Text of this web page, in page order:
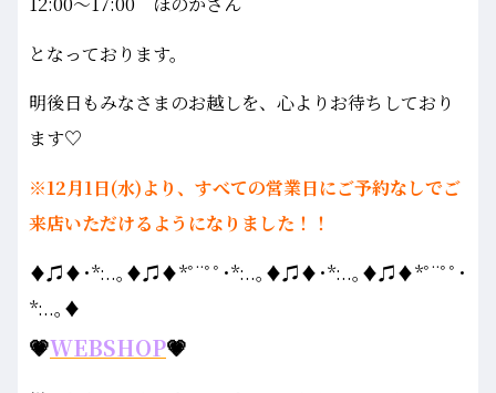
となっております。
明後日もみなさまのお越しを、心よりお待ちしており
ます♡
※12月1日(水)より、すべての営業日にご予約なしでご
来店いただけるようになりました！！
♦♫♦･*:..｡♦♫♦*ﾟ¨ﾟﾟ･*:..｡♦♫♦･*:..｡♦♫♦*ﾟ¨ﾟﾟ･
*:..｡♦
💗WEBSHOP💗